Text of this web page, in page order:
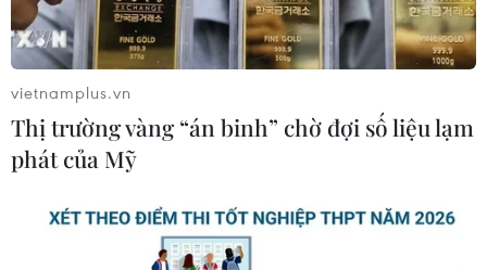
vietnamplus.vn
Thị trường vàng “án binh” chờ đợi số liệu lạm
phát của Mỹ